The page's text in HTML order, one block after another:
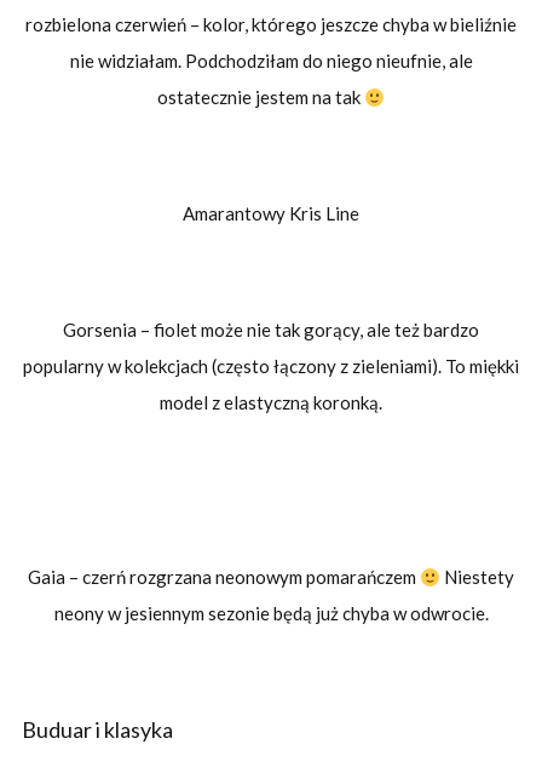
rozbielona czerwień – kolor, którego jeszcze chyba w bieliźnie
nie widziałam. Podchodziłam do niego nieufnie, ale
ostatecznie jestem na tak
Amarantowy Kris Line
Gorsenia – fiolet może nie tak gorący, ale też bardzo
popularny w kolekcjach (często łączony z zieleniami). To miękki
model z elastyczną koronką.
Gaia – czerń rozgrzana neonowym pomarańczem
Niestety
neony w jesiennym sezonie będą już chyba w odwrocie.
Buduar i klasyka